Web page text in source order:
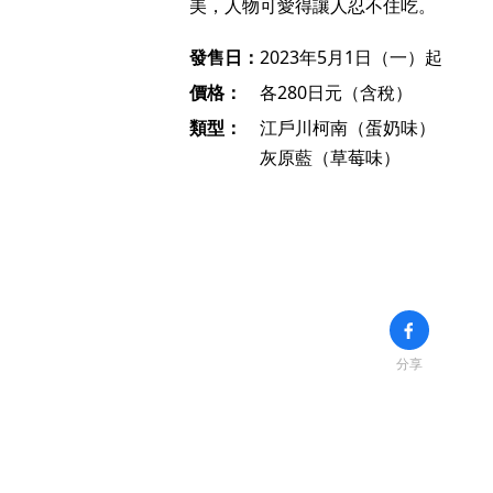
美，人物可愛得讓人忍不住吃。
發售日： 2023年5月1日（一）起
價格：
各280日元（含稅）
類型：
江戶川柯南（蛋奶味）
灰原藍（草莓味）
分享